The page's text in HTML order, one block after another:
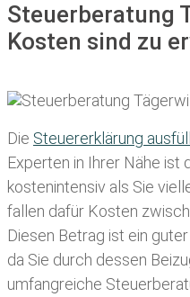
Steuerberatung
Kosten sind zu
Die Steuererklärung
Experten in Ihrer Nähe ist
kostenintensiv als Sie
fallen dafür Kosten
Diesen Betrag ist ein
da Sie durch dessen
umfangreiche